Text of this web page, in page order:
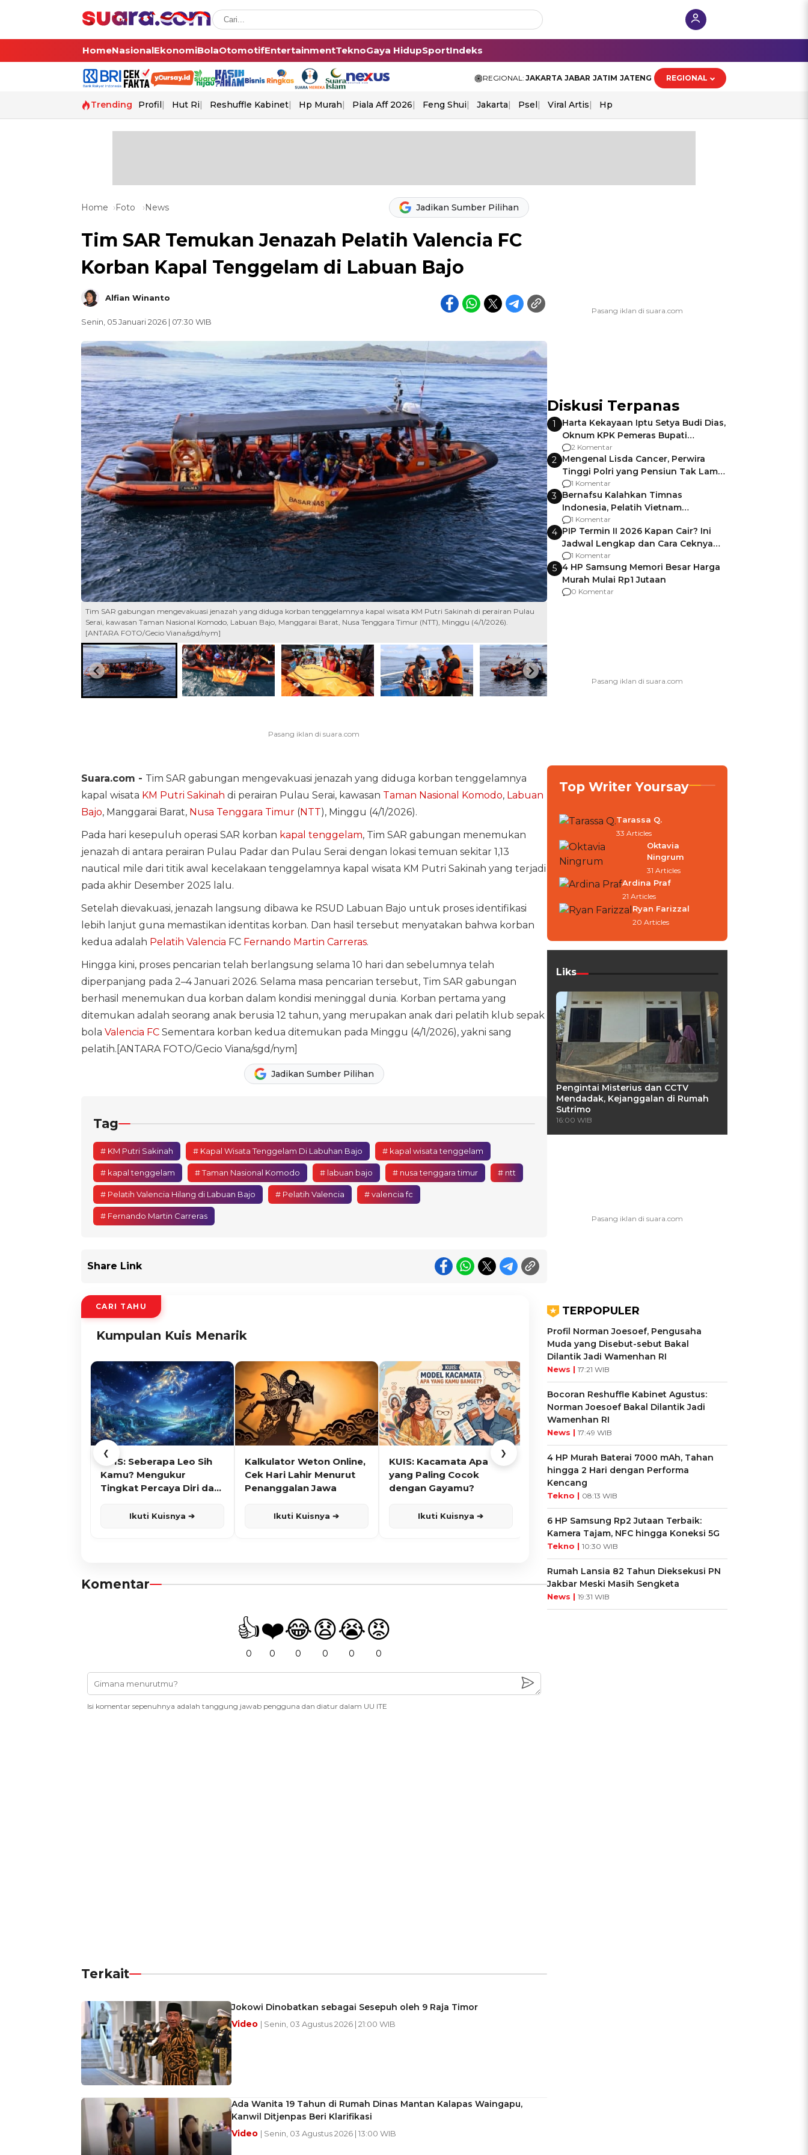
HomeNasionalEkonomiBolaOtomotifEntertainmentTeknoGaya HidupSportIndeks
REGIONAL: JAKARTA JABAR JATIM JATENG REGIONAL
Trending Profil Hut Ri Reshuffle Kabinet Hp Murah Piala Aff 2026 Feng Shui Jakarta Psel Viral Artis Hp
Home Foto News Jadikan Sumber Pilihan
Tim SAR Temukan Jenazah Pelatih Valencia FC
Korban Kapal Tenggelam di Labuan Bajo
Alfian Winanto
Senin, 05 Januari 2026 | 07:30 WIB
Tim SAR gabungan mengevakuasi jenazah yang diduga korban tenggelamnya kapal wisata KM Putri Sakinah di perairan Pulau
Serai, kawasan Taman Nasional Komodo, Labuan Bajo, Manggarai Barat, Nusa Tenggara Timur (NTT), Minggu (4/1/2026).
[ANTARA FOTO/Gecio Viana/sgd/nym]
Suara.com - Tim SAR gabungan mengevakuasi jenazah yang diduga korban tenggelamnya
kapal wisata KM Putri Sakinah di perairan Pulau Serai, kawasan Taman Nasional Komodo, Labuan
Bajo, Manggarai Barat, Nusa Tenggara Timur(NTT), Minggu (4/1/2026).
Pada hari kesepuluh operasi SAR korban kapal tenggelam, Tim SAR gabungan menemukan
jenazah di antara perairan Pulau Padar dan Pulau Serai dengan lokasi temuan sekitar 1,13
nautical mile dari titik awal kecelakaan tenggelamnya kapal wisata KM Putri Sakinah yang terjadi
pada akhir Desember 2025 lalu.
Setelah dievakuasi, jenazah langsung dibawa ke RSUD Labuan Bajo untuk proses identifikasi
lebih lanjut guna memastikan identitas korban. Dan hasil tersebut menyatakan bahwa korban
kedua adalah Pelatih Valencia FC Fernando Martin Carreras.
Hingga kini, proses pencarian telah berlangsung selama 10 hari dan sebelumnya telah
diperpanjang pada 2–4 Januari 2026. Selama masa pencarian tersebut, Tim SAR gabungan
berhasil menemukan dua korban dalam kondisi meninggal dunia. Korban pertama yang
ditemukan adalah seorang anak berusia 12 tahun, yang merupakan anak dari pelatih klub sepak
bola Valencia FCSementara korban kedua ditemukan pada Minggu (4/1/2026), yakni sang
pelatih.[ANTARA FOTO/Gecio Viana/sgd/nym]
Jadikan Sumber Pilihan
Tag
# KM Putri Sakinah # Kapal Wisata Tenggelam Di Labuhan Bajo # kapal wisata tenggelam
# kapal tenggelam # Taman Nasional Komodo # labuan bajo # nusa tenggara timur # ntt
# Pelatih Valencia Hilang di Labuan Bajo # Pelatih Valencia # valencia fc
# Fernando Martin Carreras
Share Link
CARI TAHU
Kumpulan Kuis Menarik
❮
KUIS: Seberapa Leo Sih
Kamu? Mengukur
Tingkat Percaya Diri dan
Ikuti Kuisnya ➔
Kalkulator Weton Online,
Cek Hari Lahir Menurut
Penanggalan Jawa
Ikuti Kuisnya ➔
KUIS: Kacamata Apa
yang Paling Cocok
dengan Gayamu?
Ikuti Kuisnya ➔
KUIS: Sepatu Mana yang
Cocok dengan
Kepribadianmu?
Ikuti Kuisnya ➔
KUIS: Seberapa Kenal
Kamu dengan Si Zodiak
❯
Komentar
👍
0
❤️
0
😂
0
😧
0
😭
0
😡
0
Isi komentar sepenuhnya adalah tanggung jawab pengguna dan diatur dalam UU ITE
Terkait
Jokowi Dinobatkan sebagai Sesepuh oleh 9 Raja Timor
Video | Senin, 03 Agustus 2026 | 21:00 WIB
Ada Wanita 19 Tahun di Rumah Dinas Mantan Kalapas Waingapu,
Kanwil Ditjenpas Beri Klarifikasi
Video | Senin, 03 Agustus 2026 | 13:00 WIB
Diskusi Terpanas
1
Harta Kekayaan Iptu Setya Budi Dias,
Oknum KPK Pemeras Bupati
Pemalang
2 Komentar
2 Mengenal Lisda Cancer, Perwira
Tinggi Polri yang Pensiun Tak Lama
Usai Jadi Brigjen
1 Komentar
3 Bernafsu Kalahkan Timnas
Indonesia, Pelatih Vietnam
Berencana Pakai Jimat di Pakansari
1 Komentar
4 PIP Termin II 2026 Kapan Cair? Ini
Jadwal Lengkap dan Cara Ceknya
agar Dana Tidak Hangus!
1 Komentar
5 4 HP Samsung Memori Besar Harga
Murah Mulai Rp1 Jutaan
0 Komentar
Top Writer Yoursay
Tarassa Q.
33 Articles
Oktavia
Ningrum
31 Articles
Ardina Praf
21 Articles
Ryan Farizzal
20 Articles
Liks
Pengintai Misterius dan CCTV
Mendadak, Kejanggalan di Rumah
Sutrimo
16:00 WIB
TERPOPULER
Profil Norman Joesoef, Pengusaha
Muda yang Disebut-sebut Bakal
Dilantik Jadi Wamenhan RI
News | 17:21 WIB
Bocoran Reshuffle Kabinet Agustus:
Norman Joesoef Bakal Dilantik Jadi
Wamenhan RI
News | 17:49 WIB
4 HP Murah Baterai 7000 mAh, Tahan
hingga 2 Hari dengan Performa
Kencang
Tekno | 08:13 WIB
6 HP Samsung Rp2 Jutaan Terbaik:
Kamera Tajam, NFC hingga Koneksi 5G
Tekno | 10:30 WIB
Rumah Lansia 82 Tahun Dieksekusi PN
Jakbar Meski Masih Sengketa
News | 19:31 WIB